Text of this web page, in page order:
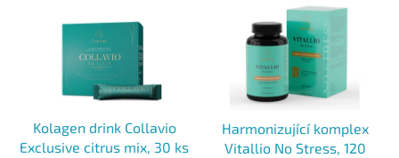
Kolagen drink Collavio
Exclusive citrus mix, 30 ks
Harmonizující komplex
Vitallio No Stress, 120